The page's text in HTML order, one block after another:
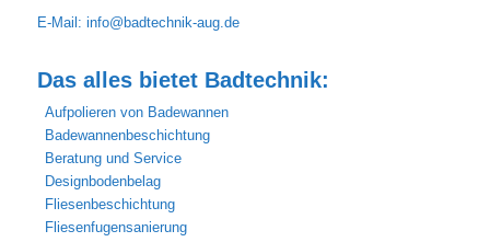
E-Mail: info@badtechnik-aug.de
Das alles bietet Badtechnik:
Aufpolieren von Badewannen
Badewannenbeschichtung
Beratung und Service
Designbodenbelag
Fliesenbeschichtung
Fliesenfugensanierung